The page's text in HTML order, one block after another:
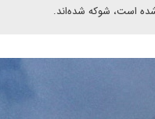
شده است، شوکه شده‌اند.